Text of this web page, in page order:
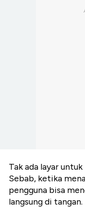
Tak ada layar
Sebab, ketika
pengguna bisa
langsung di tangan.